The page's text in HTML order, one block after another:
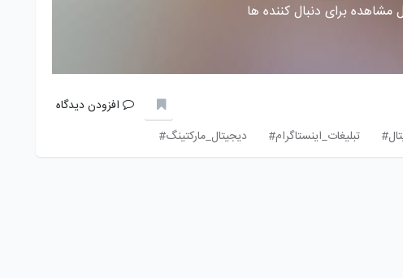
مشاهده برای دنبال کننده ها
افزودن دیدگاه
تبلیغات_اینستاگرام# دیجیتال_مارکتینگ#